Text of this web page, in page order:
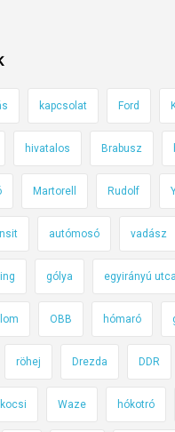
kapcsolat Ford
hivatalos Brabusz
Martorell Rudolf
autómosó vadász
gólya egyirányú utca
OBB hómaró
röhej Drezda DDR
Waze hókotró